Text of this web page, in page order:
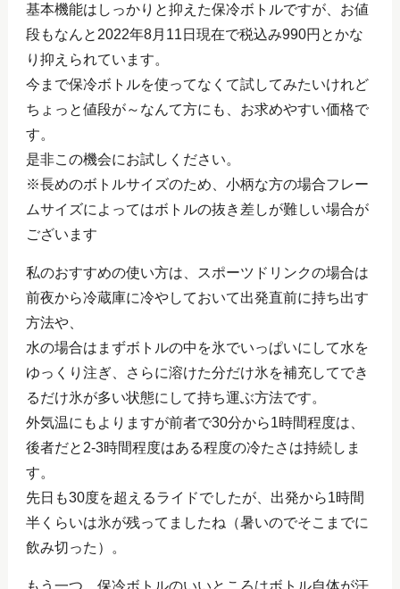
基本機能はしっかりと抑えた保冷ボトルですが、お値
段もなんと2022年8月11日現在で税込み990円とかな
り抑えられています。
今まで保冷ボトルを使ってなくて試してみたいけれど
ちょっと値段が～なんて方にも、お求めやすい価格で
す。
是非この機会にお試しください。
※長めのボトルサイズのため、小柄な方の場合フレー
ムサイズによってはボトルの抜き差しが難しい場合が
ございます
私のおすすめの使い方は、スポーツドリンクの場合は
前夜から冷蔵庫に冷やしておいて出発直前に持ち出す
方法や、
水の場合はまずボトルの中を氷でいっぱいにして水を
ゆっくり注ぎ、さらに溶けた分だけ氷を補充してでき
るだけ氷が多い状態にして持ち運ぶ方法です。
外気温にもよりますが前者で30分から1時間程度は、
後者だと2-3時間程度はある程度の冷たさは持続しま
す。
先日も30度を超えるライドでしたが、出発から1時間
半くらいは氷が残ってましたね（暑いのでそこまでに
飲み切った）。
もう一つ、保冷ボトルのいいところはボトル自体が汗